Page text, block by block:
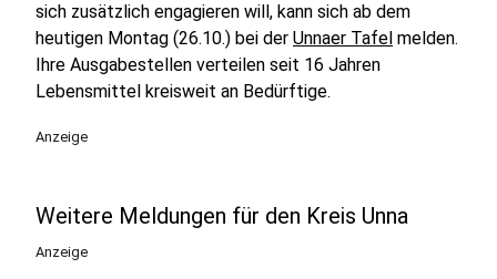
sich zusätzlich engagieren will, kann sich ab dem
heutigen Montag (26.10.) bei der Unnaer Tafel melden.
Ihre Ausgabestellen verteilen seit 16 Jahren
Lebensmittel kreisweit an Bedürftige.
Anzeige
Weitere Meldungen für den Kreis Unna
Anzeige